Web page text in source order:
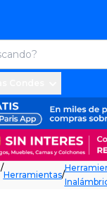
/
Herramientas/